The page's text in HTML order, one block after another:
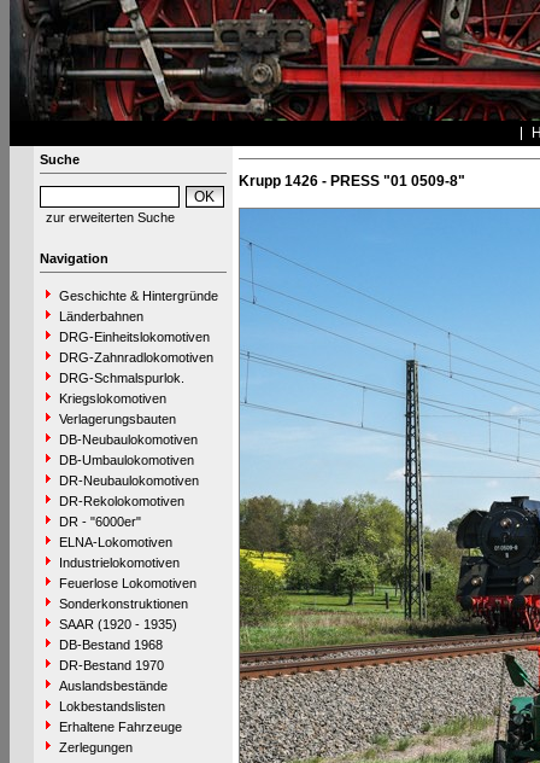
Suche
zur erweiterten Suche
Navigation
Geschichte & Hintergründe
Länderbahnen
DRG-Einheitslokomotiven
DRG-Zahnradlokomotiven
DRG-Schmalspurlok.
Kriegslokomotiven
Verlagerungsbauten
DB-Neubaulokomotiven
DB-Umbaulokomotiven
DR-Neubaulokomotiven
DR-Rekolokomotiven
DR - "6000er"
ELNA-Lokomotiven
Industrielokomotiven
Feuerlose Lokomotiven
Sonderkonstruktionen
SAAR (1920 - 1935)
DB-Bestand 1968
DR-Bestand 1970
Auslandsbestände
Lokbestandslisten
Erhaltene Fahrzeuge
Zerlegungen
Krupp 1426 - PRESS "01 0509-8"